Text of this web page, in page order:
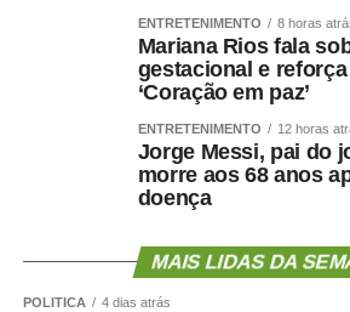
ENTRETENIMENTO 8 horas
Mariana Rios fala
gestacional e
‘Coração em paz’
ENTRETENIMENTO 12 horas
Jorge Messi, pai do
morre aos 68 anos
doença
MAIS LIDAS DA
POLÍTICA 4 dias atrás